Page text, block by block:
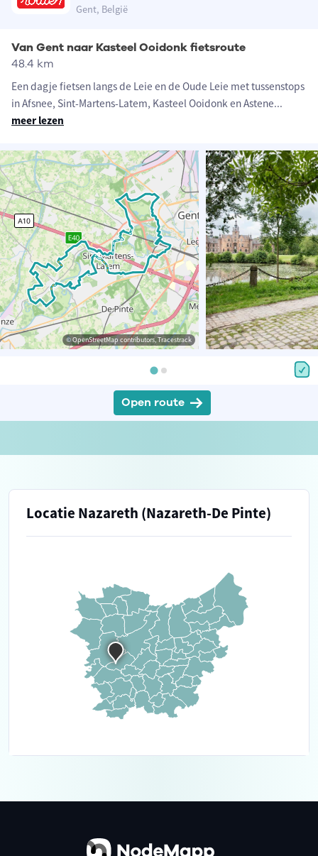
Gent, België
Van Gent naar Kasteel Ooidonk fietsroute
48.4 km
Een dagje fietsen langs de Leie en de Oude Leie met tussenstops
in Afsnee, Sint-Martens-Latem, Kasteel Ooidonk en Astene...
meer lezen
© OpenStreetMap contributors, Tracestrack
Open route
Locatie Nazareth (Nazareth-De Pinte)